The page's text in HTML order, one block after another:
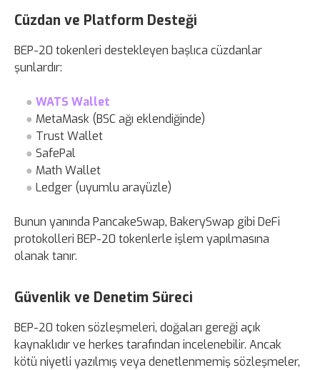
Cüzdan ve Platform Desteği
BEP-20 tokenleri destekleyen başlıca cüzdanlar
şunlardır:
WATS Wallet
MetaMask (BSC ağı eklendiğinde)
Trust Wallet
SafePal
Math Wallet
Ledger (uyumlu arayüzle)
Bunun yanında PancakeSwap, BakerySwap gibi DeFi
protokolleri BEP-20 tokenlerle işlem yapılmasına
olanak tanır.
Güvenlik ve Denetim Süreci
BEP-20 token sözleşmeleri, doğaları gereği açık
kaynaklıdır ve herkes tarafından incelenebilir. Ancak
kötü niyetli yazılmış veya denetlenmemiş sözleşmeler,